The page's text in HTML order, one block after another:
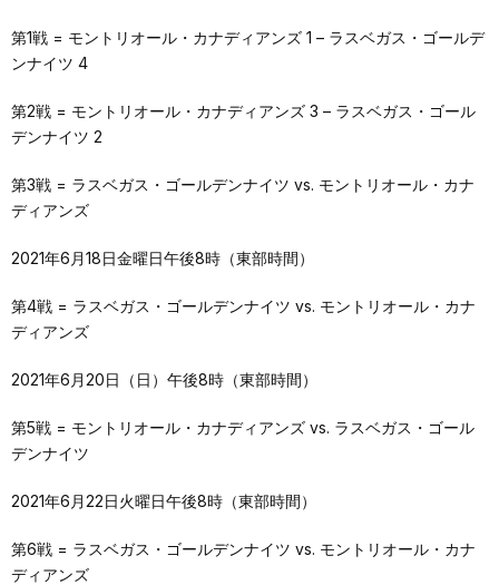
第1戦 = モントリオール・カナディアンズ 1 – ラスベガス・ゴールデ
ンナイツ 4
第2戦 = モントリオール・カナディアンズ 3 – ラスベガス・ゴール
デンナイツ 2
第3戦 = ラスベガス・ゴールデンナイツ vs. モントリオール・カナ
ディアンズ
2021年6月18日金曜日午後8時（東部時間）
第4戦 = ラスベガス・ゴールデンナイツ vs. モントリオール・カナ
ディアンズ
2021年6月20日（日）午後8時（東部時間）
第5戦 = モントリオール・カナディアンズ vs. ラスベガス・ゴール
デンナイツ
2021年6月22日火曜日午後8時（東部時間）
第6戦 = ラスベガス・ゴールデンナイツ vs. モントリオール・カナ
ディアンズ